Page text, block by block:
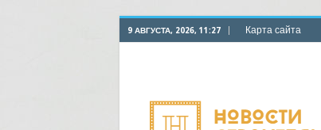
9 АВГУСТА, 2026, 11:27 Карта сайта